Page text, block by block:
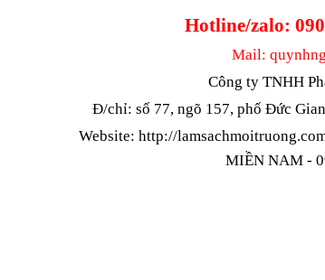
Hotline/zalo:
Mail:
Công ty TNHH
Đ/chỉ: số 77, ngõ 157, phố Đức
Website: http://
MIỀN NAM -